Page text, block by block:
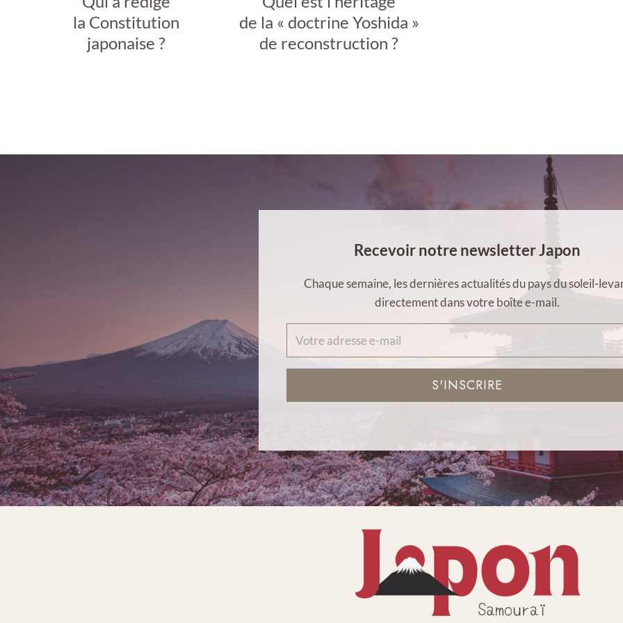
la Constitution
japonaise ?
de la « doctrine Yoshida »
de reconstruction ?
Recevoir notre newsletter Japon
Chaque semaine, les dernières actualités du pays du soleil-
directement dans votre boîte e-mail.
S'INSCRIRE